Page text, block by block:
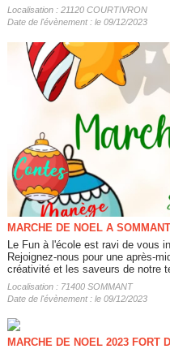
Localisation : 21120 COURTIVRON
Date de l'évènement : le 09/12/2023
MARCHE DE NOEL A SOMMANT
Le Fun à l'école est ravi de vous
Rejoignez-nous pour une après-
créativité et les saveurs de notre
Localisation : 71400 SOMMANT
Date de l'évènement : le 09/12/2023
MARCHE DE NOEL 2023 FORT